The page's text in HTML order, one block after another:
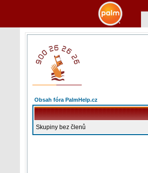
Obsah fóra PalmHelp.cz
Skupiny bez členů